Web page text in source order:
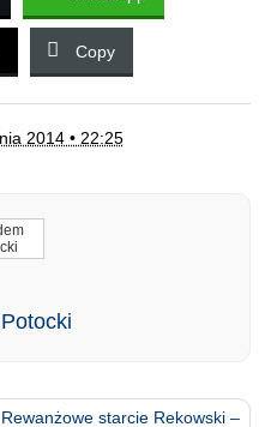
Copy
2014 • 22:25
Rewanżowe starcie Rekowski –